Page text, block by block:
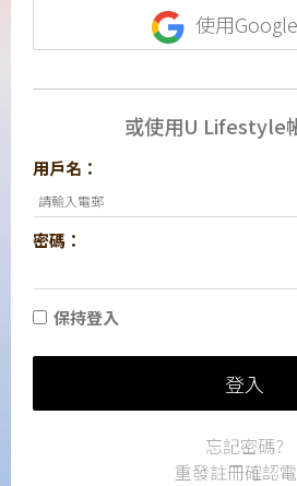
使用
或使用U Lifestyle
用戶名：
密碼：
保持登入
登入
忘記密碼?
重發註冊確認